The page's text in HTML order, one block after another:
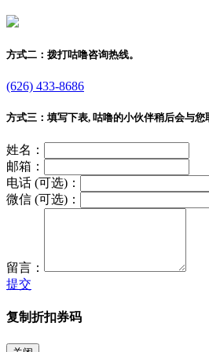
方式二： 拨打咕噜咨询热线。
(626) 433-8686
方式三： 填写下表, 咕噜的小伙伴稍后会与您
姓名：
邮箱：
电话 (可选)：
微信 (可选)：
留言：
提交
复制折扣券码